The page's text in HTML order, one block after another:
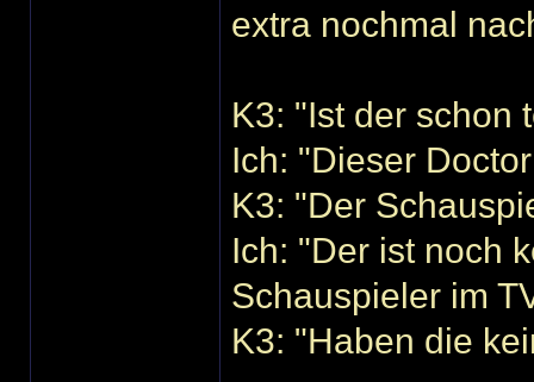
extra nochmal
K3: "Ist der schon
Ich: "Dieser
K3: "Der
Ich: "Der ist noch
Schauspieler im
K3: "Haben die